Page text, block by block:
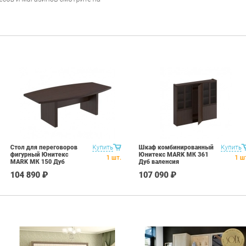
Купить
Стол для переговоров
фигурный Юнитекс
MARK МК 150 Дуб
104 890 ₽
1 шт.
Купить
Шкаф комбинированный
Юнитекс MARK МК 361
Дуб валенсия
107 090 ₽
1